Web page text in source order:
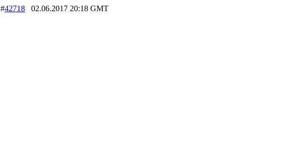
#42718 02.06.2017 20:18 GMT